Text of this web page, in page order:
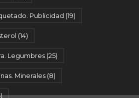
Publicidad (19)
(14)
Legumbres (25)
Minerales (8)